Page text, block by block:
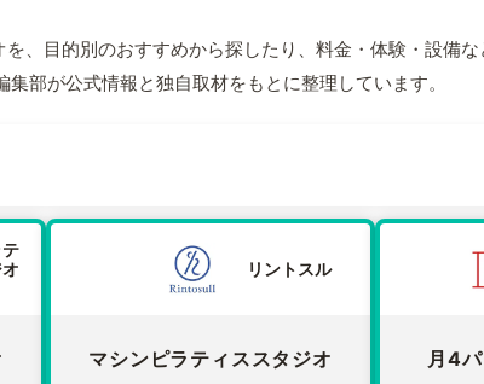
、目的別のおすすめから探したり、料金・体験・設備
部が公式情報と独自取材をもとに整理しています。
リントスル
マシンピラティススタジオ 月4